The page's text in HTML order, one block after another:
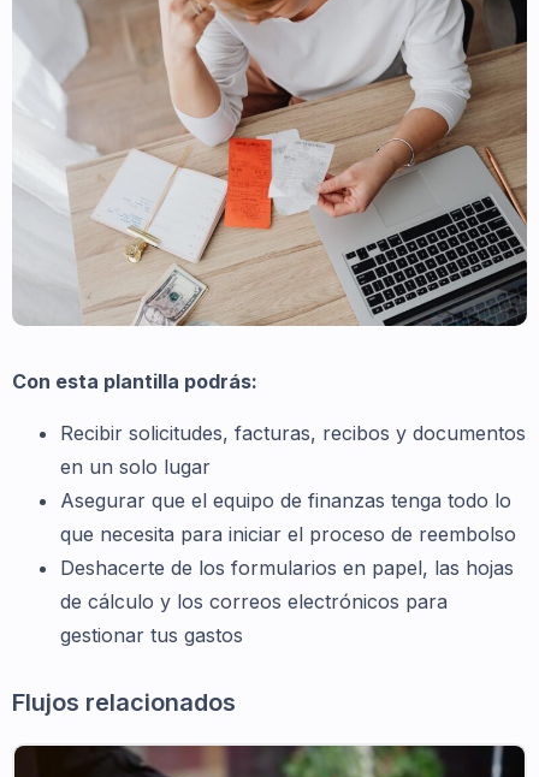
Con esta plantilla podrás:
Recibir solicitudes, facturas, recibos y documentos
en un solo lugar
Asegurar que el equipo de finanzas tenga todo lo
que necesita para iniciar el proceso de reembolso
Deshacerte de los formularios en papel, las hojas
de cálculo y los correos electrónicos para
gestionar tus gastos
Flujos relacionados